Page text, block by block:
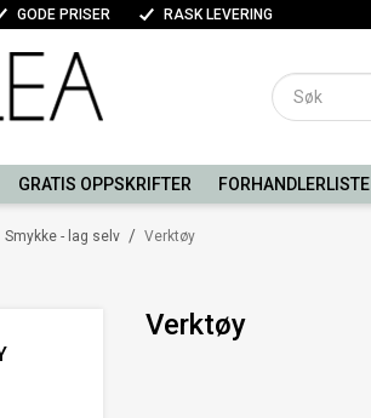
GODE PRISER RASK LEVERING
GRATIS OPPSKRIFTER FORHANDLERLISTE
/
Smykke - lag selv Verktøy
Verktøy